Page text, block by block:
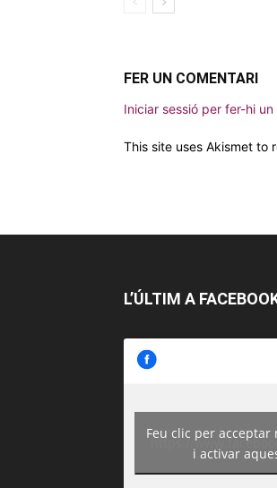
FER UN COMENTARI
Iniciar sessió per fer-hi
This site uses Akismet to
L’ÚLTIM A
https://
Feu clic per
i activar